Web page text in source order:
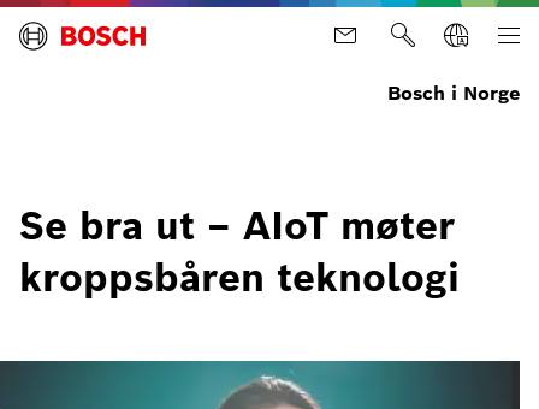
Bosch i Norge
Se bra ut – AIoT møter
kroppsbåren teknologi